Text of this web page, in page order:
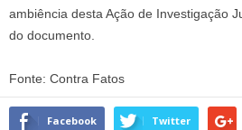
ambiência desta Ação de Investigação
do documento.
Fonte: Contra Fatos
Facebook Twitter